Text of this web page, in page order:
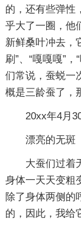
的，还有些弹性
乎大了一圈，他
新鲜桑叶冲去，
刷”、“嘎嘎嘎”
们常说，蚕蜕一
概是三龄蚕了，
20xx年4月
漂亮的无斑
大蚕们过着
身体一天天变粗
除了身体两侧的
的，因此，我给